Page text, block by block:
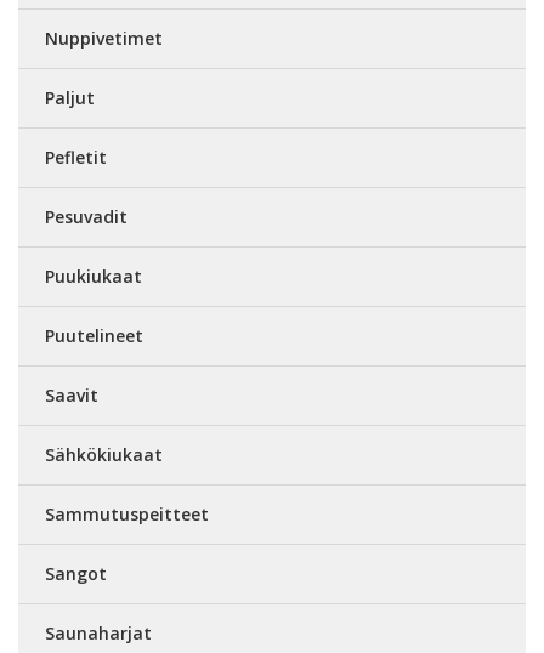
Nuppivetimet
Paljut
Pefletit
Pesuvadit
Puukiukaat
Puutelineet
Saavit
Sähkökiukaat
Sammutuspeitteet
Sangot
Saunaharjat